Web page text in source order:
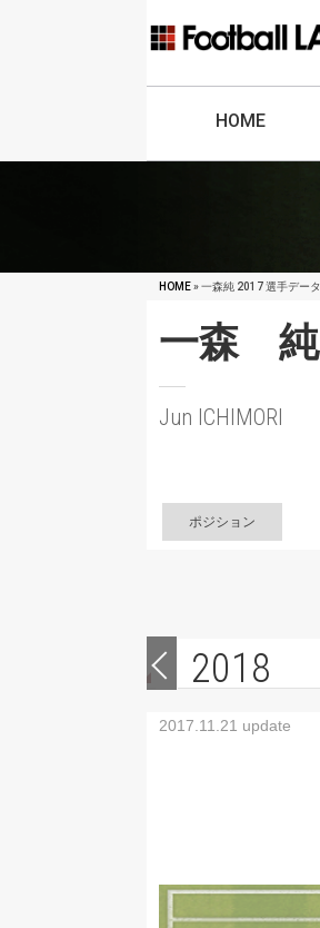
HOME
HOME» 一森純 2017 選手データ
一森 純
Jun ICHIMORI
ポジション
2018
2017.11.21 update